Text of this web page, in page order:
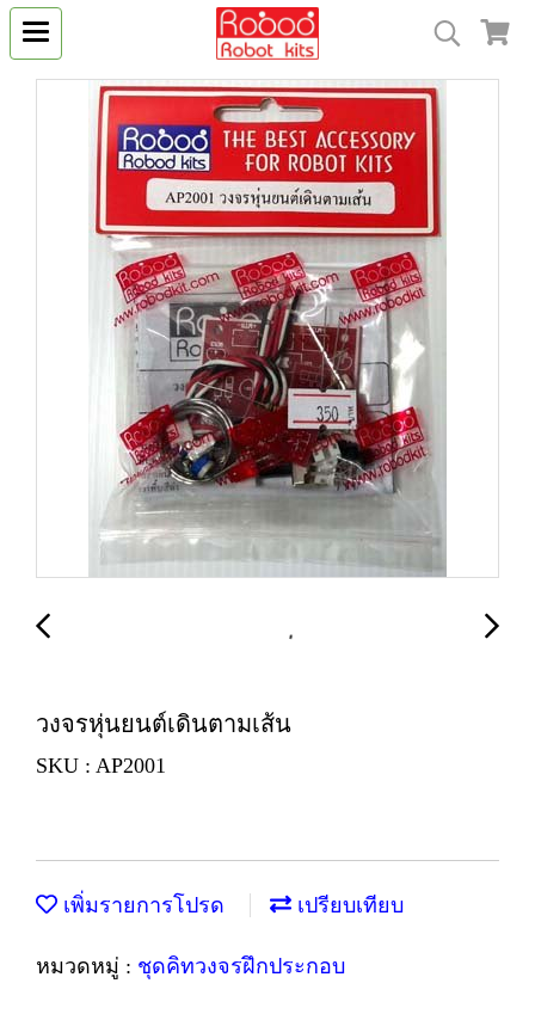
วงจรหุ่นยนต์เดินตามเส้น
SKU : AP2001
เพิ่มรายการโปรด เปรียบเทียบ
หมวดหมู่ : ชุดคิทวงจรฝึกประกอบ